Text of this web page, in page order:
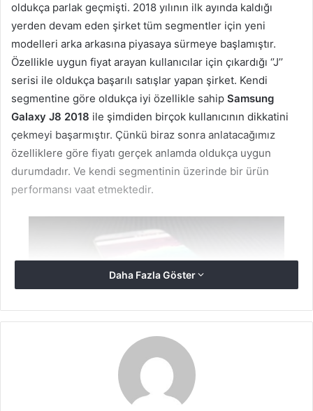
oldukça parlak geçmişti. 2018 yılının ilk ayında kaldığı
yerden devam eden şirket tüm segmentler için yeni
modelleri arka arkasına piyasaya sürmeye başlamıştır.
Özellikle uygun fiyat arayan kullanıcılar için çıkardığı ‘’J’’
serisi ile oldukça başarılı satışlar yapan şirket. Kendi
segmentine göre oldukça iyi özellikle sahip Samsung
Galaxy J8 2018 ile şimdiden birçok kullanıcının dikkatini
çekmeyi başarmıştır. Çünkü biraz sonra anlatacağımız
özelliklere göre fiyatı gerçek anlamda oldukça uygun
durumdadır. Ve kendi segmentinin üzerinde bir ürün
performansı vaat etmektedir.
Daha Fazla Göster